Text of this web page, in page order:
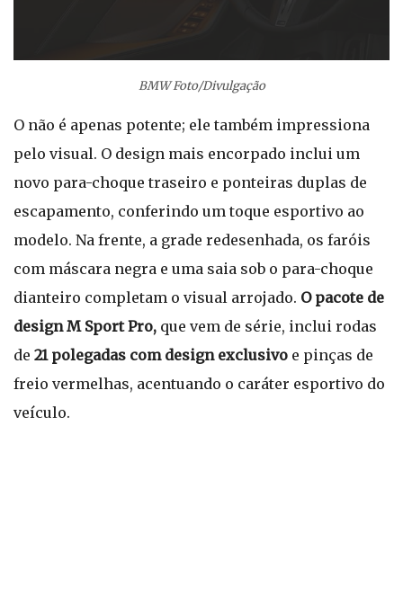
BMW Foto/Divulgação
O não é apenas potente; ele também impressiona
pelo visual. O design mais encorpado inclui um
novo para-choque traseiro e ponteiras duplas de
escapamento, conferindo um toque esportivo ao
modelo. Na frente, a grade redesenhada, os faróis
com máscara negra e uma saia sob o para-choque
dianteiro completam o visual arrojado. O pacote de
design M Sport Pro, que vem de série, inclui rodas
de 21 polegadas com design exclusivo e pinças de
freio vermelhas, acentuando o caráter esportivo do
veículo.